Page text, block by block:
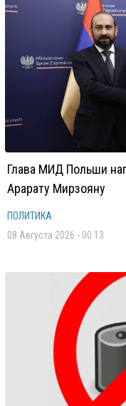
Глава МИД Польши
Арарату Мирзояну
ПОЛИТИКА
08 Августа 2026 - 00:13